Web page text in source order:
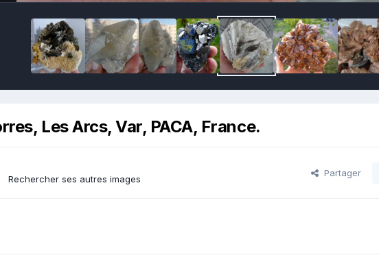
Les Arcs, Var, PACA, France.
Rechercher ses autres images
Partager